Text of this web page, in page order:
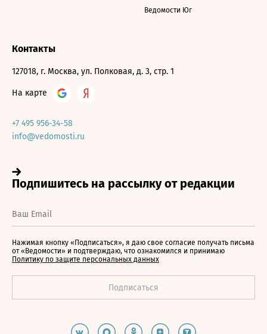
Ведомости Юг
Контакты
127018, г. Москва, ул. Полковая, д. 3, стр. 1
На карте
+7 495 956-34-58
info@vedomosti.ru
Нажимая кнопку «Подписаться», я даю свое согласие получать письма
от «Ведомости» и подтверждаю, что ознакомился и принимаю
Политику по защите персональных данных